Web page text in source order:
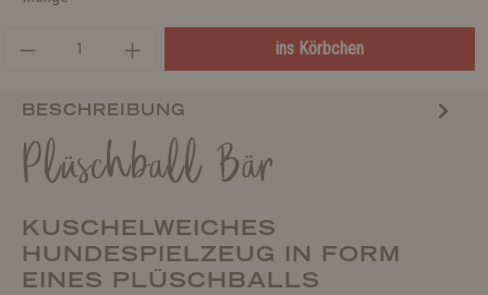
ins Körbchen
BESCHREIBUNG
Plüschball Bär
KUSCHELWEICHES
HUNDESPIELZEUG IN FORM
EINES PLÜSCHBALLS